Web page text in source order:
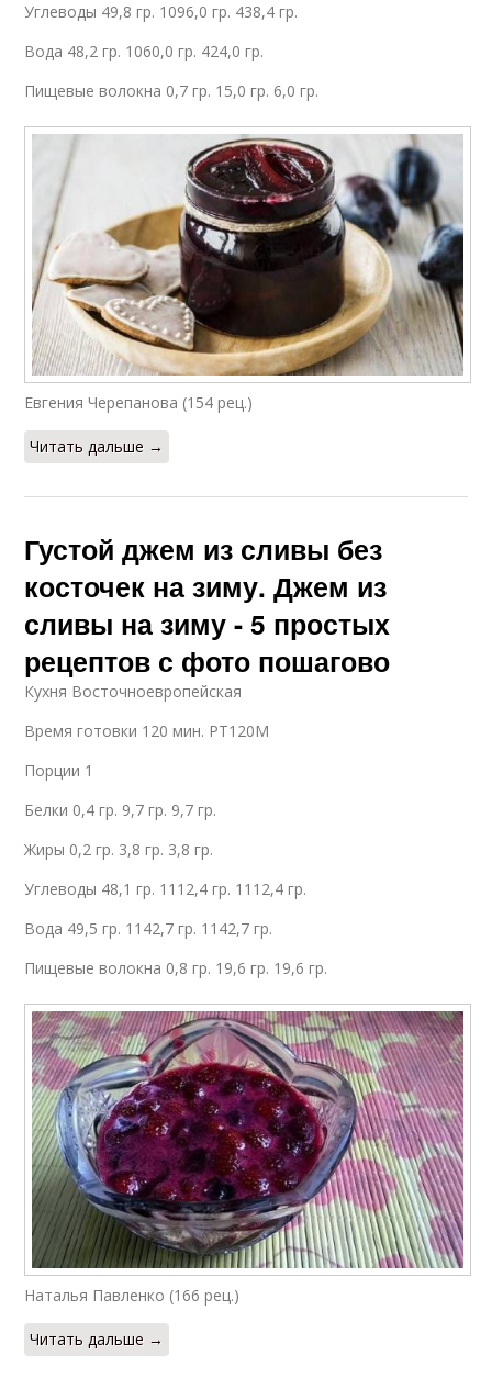
Углеводы 49,8 гр. 1096,0 гр. 438,4 гр.
Вода 48,2 гр. 1060,0 гр. 424,0 гр.
Пищевые волокна 0,7 гр. 15,0 гр. 6,0 гр.
Евгения Черепанова (154 рец.)
Читать дальше →
Густой джем из сливы без
косточек на зиму. Джем из
сливы на зиму - 5 простых
рецептов с фото пошагово
Кухня Восточноевропейская
Время готовки 120 мин. PT120M
Порции 1
Белки 0,4 гр. 9,7 гр. 9,7 гр.
Жиры 0,2 гр. 3,8 гр. 3,8 гр.
Углеводы 48,1 гр. 1112,4 гр. 1112,4 гр.
Вода 49,5 гр. 1142,7 гр. 1142,7 гр.
Пищевые волокна 0,8 гр. 19,6 гр. 19,6 гр.
Наталья Павленко (166 рец.)
Читать дальше →